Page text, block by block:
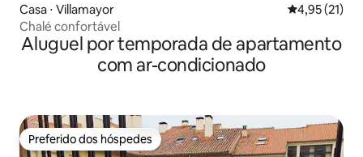
Casa ⋅ Villamayor 4,95 de uma
4,95 (21)
Chalé confortável
Aluguel por temporada de apartamento
com ar-condicionado
Preferido dos hóspedes
Preferido dos hóspedes